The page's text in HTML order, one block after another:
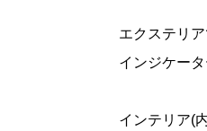
エクステリ
インジケー
インテリア(